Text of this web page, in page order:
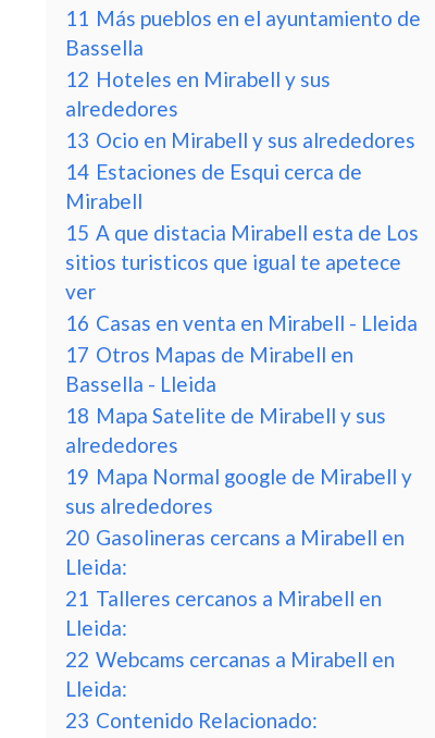
11 Más pueblos en el ayuntamiento de
Bassella
12 Hoteles en Mirabell y sus
alrededores
13 Ocio en Mirabell y sus alrededores
14 Estaciones de Esqui cerca de
Mirabell
15 A que distacia Mirabell esta de Los
sitios turisticos que igual te apetece
ver
16 Casas en venta en Mirabell - Lleida
17 Otros Mapas de Mirabell en
Bassella - Lleida
18 Mapa Satelite de Mirabell y sus
alrededores
19 Mapa Normal google de Mirabell y
sus alrededores
20 Gasolineras cercans a Mirabell en
Lleida:
21 Talleres cercanos a Mirabell en
Lleida:
22 Webcams cercanas a Mirabell en
Lleida:
23 Contenido Relacionado: